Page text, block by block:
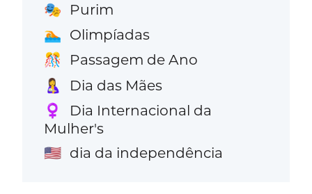
🎭 Purim
🏊 Olimpíadas
🎊 Passagem de Ano
🤱 Dia das Mães
♀️
Dia Internacional da
Mulher's
🇺🇸 dia da independência